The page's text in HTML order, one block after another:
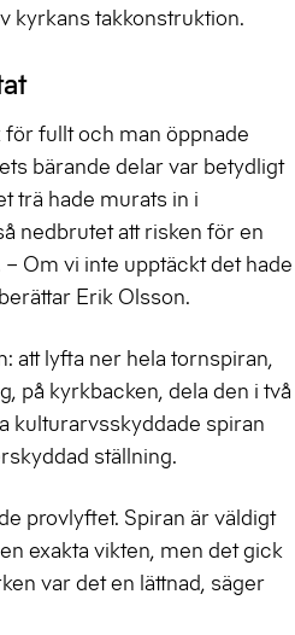
kyrkans takkonstruktion.
fullt och man öppnade
bärande delar var betydligt
trä hade murats in i
nedbrutet att risken för en
Om vi inte upptäckt det hade
Erik Olsson.
att lyfta ner hela tornspiran,
på kyrkbacken, dela den i två
kulturarvsskyddade spiran
ställning.
provlyftet. Spiran är väldigt
exakta vikten, men det gick
var det en lättnad, säger